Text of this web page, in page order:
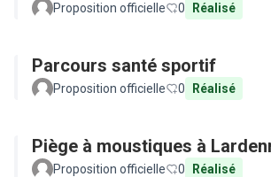
Proposition officielle 0 Réalisé
Parcours santé sportif
Proposition officielle 0 Réalisé
Piège à moustiques à
Proposition officielle 0 Réalisé